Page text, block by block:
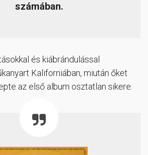
számában.
és kiábrándulással
Kaliforniában, miután őket
az első album osztatlan sikere.